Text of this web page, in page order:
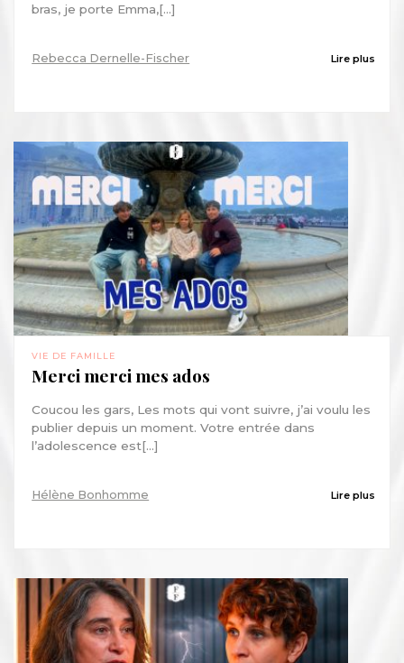
bras, je porte Emma,[...]
Rebecca Dernelle-Fischer Lire plus
VIE DE FAMILLE
Merci merci mes ados
Coucou les gars, Les mots qui vont suivre, j’ai voulu les
publier depuis un moment. Votre entrée dans
l’adolescence est[...]
Hélène Bonhomme Lire plus